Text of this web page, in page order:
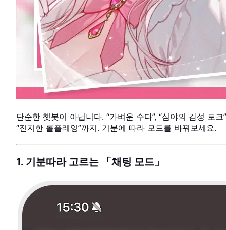
USER VOICE
단순한 챗봇이 아닙니다. “가벼운 수다”, “심야의 감성 토크
“진지한 롤플레잉”까지. 기분에 따라 모드를 바꿔보세요.
1. 기분따라 고르는 「채팅 모드」